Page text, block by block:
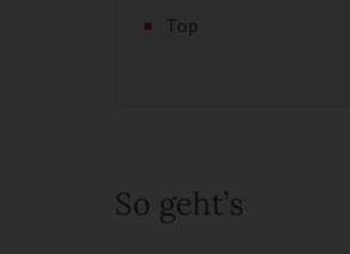
Top
So geht’s